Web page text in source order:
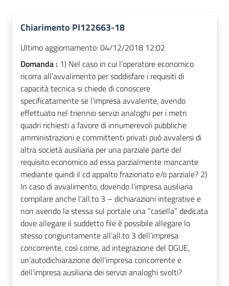
Chiarimento PI122663-18
Ultimo aggiornamento:04/12/2018 12:02
Domanda : 1) Nel caso in cui l’operatore economico
ricorra all’avvalimento per soddisfare i requisiti di
capacità tecnica si chiede di conoscere
specificatamente se l’impresa avvalente, avendo
effettuato nel triennio servizi analoghi per i metri
quadri richiesti a favore di innumerevoli pubbliche
amministrazioni e committenti privati può avvalersi di
altra società ausiliaria per una parziale parte del
requisito economico ad essa parzialmente mancante
mediante quindi il cd appalto frazionato e/o parziale? 2)
In caso di avvalimento, dovendo l’impresa ausiliaria
compilare anche l’all.to 3 – dichiarazioni integrative e
non avendo la stessa sul portale una “casella” dedicata
dove allegare il suddetto file è possibile allegare lo
stesso congiuntamente all’all.to 3 dell’impresa
concorrente, così come, ad integrazione del DGUE,
un’autodichiarazione dell’impresa concorrente e
dell’impresa ausiliaria dei servizi analoghi svolti?